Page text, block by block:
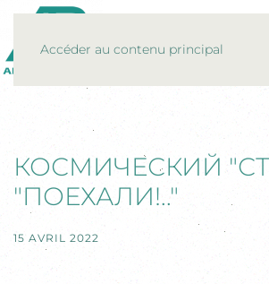
Accéder au contenu principal
КОСМИЧЕСКИЙ
"ПОЕХАЛИ!.."
15 AVRIL 2022